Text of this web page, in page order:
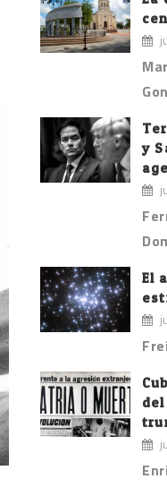
y
age
El